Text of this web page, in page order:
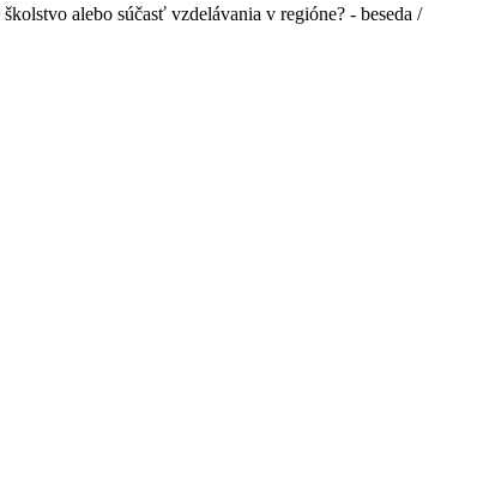
alebo súčasť vzdelávania v regióne? - beseda /